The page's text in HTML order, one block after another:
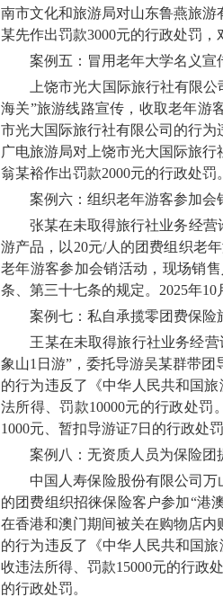
南市文化和旅游局对山东鲁燕旅游
某先作出罚款3000元的行政处罚，
案例五：冒用老年大学名义宣
上饶市光大国际旅行社有限公
海关”旅游线路宣传，收取老年游
市光大国际旅行社有限公司的行为
广电旅游局对上饶市光大国际旅
翁某裕作出罚款2000元的行政处罚。
案例六：组织老年游客参加会
张某在未取得旅行社业务经营许
游产品，以20元/人的团费组织老
老年游客参加会销活动，现场销
条、第三十七条的规定。2025年
案例七：私自承揽零团费保险
王某在未取得旅行社业务经营
象山1日游”，委托导游吴某群带
的行为违反了《中华人民共和国
法所得、罚款10000元的行政处罚
1000元、暂扣导游证7日的行政处罚
案例八：无资质人员为保险团
中国人寿保险股份有限公司万山
的团费组织招徕保险客户参加“港
在香港和澳门期间被关在购物店
的行为违反了《中华人民共和国
收违法所得、罚款15000元的行政
的行政处罚。